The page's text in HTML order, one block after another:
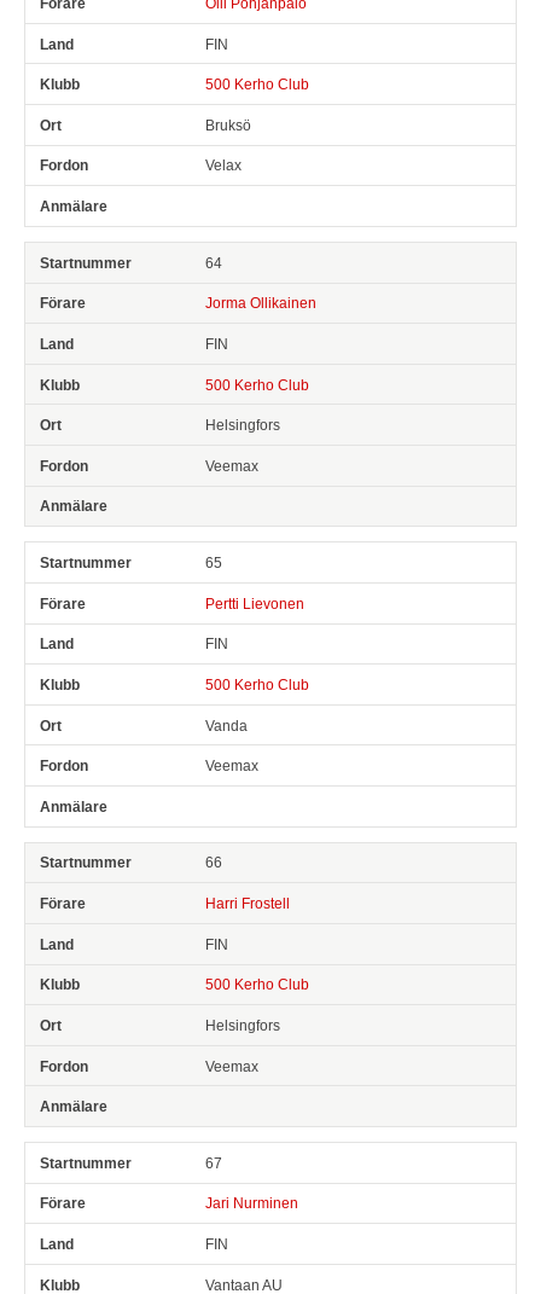
FIN
500 Kerho Club
Bruksö
Velax
64
Jorma Ollikainen
FIN
500 Kerho Club
Helsingfors
Veemax
65
Pertti Lievonen
FIN
500 Kerho Club
Vanda
Veemax
66
Harri Frostell
FIN
500 Kerho Club
Helsingfors
Veemax
67
Jari Nurminen
FIN
Vantaan AU